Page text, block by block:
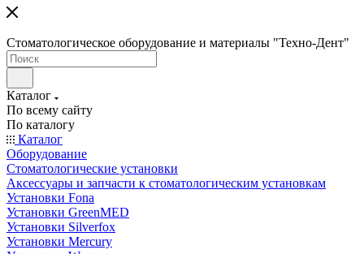
Стоматологическое оборудование и материалы "Техно-Дент"
Каталог
По всему сайту
По каталогу
Каталог
Оборудование
Стоматологические установки
Аксессуары и запчасти к стоматологическим установкам
Установки Fona
Установки GreenMED
Установки Silverfox
Установки Mercury